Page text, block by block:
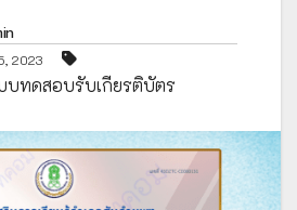
2023
บทดสอบรับเกียรติบัตร